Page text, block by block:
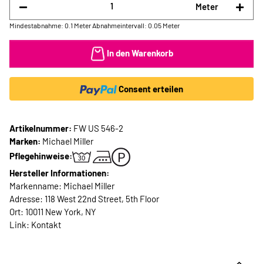
Meter
Mindestabnahme: 0.1 Meter Abnahmeintervall: 0.05 Meter
In den Warenkorb
Consent erteilen
Artikelnummer: FW US 546-2
Marken: Michael Miller
Pflegehinweise:
Hersteller Informationen:
Markenname: Michael Miller
Adresse: 118 West 22nd Street, 5th Floor
Ort: 10011 New York, NY
Link: Kontakt